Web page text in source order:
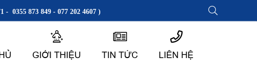
0355 873 849 - 077 202 4607 )
GIỚI THIỆU TIN TỨC LIÊN HỆ